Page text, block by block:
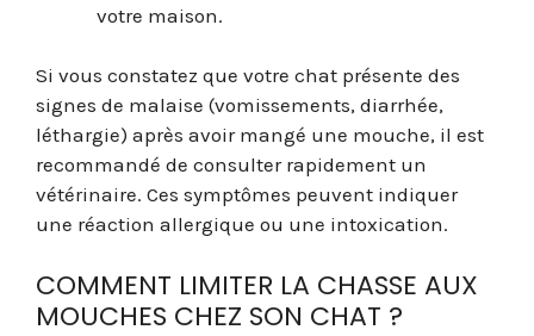
votre maison.
Si vous constatez que votre chat présente des
signes de malaise (vomissements, diarrhée,
léthargie) après avoir mangé une mouche, il est
recommandé de consulter rapidement un
vétérinaire. Ces symptômes peuvent indiquer
une réaction allergique ou une intoxication.
COMMENT LIMITER LA CHASSE AUX
MOUCHES CHEZ SON CHAT ?